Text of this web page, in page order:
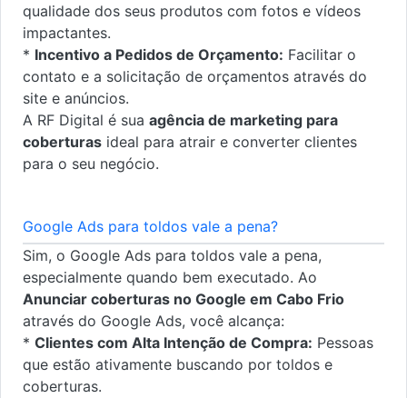
qualidade dos seus produtos com fotos e vídeos
impactantes.
* Incentivo a Pedidos de Orçamento: Facilitar o
contato e a solicitação de orçamentos através do
site e anúncios.
A RF Digital é sua agência de marketing para
coberturas ideal para atrair e converter clientes
para o seu negócio.
Google Ads para toldos vale a pena?
Sim, o Google Ads para toldos vale a pena,
especialmente quando bem executado. Ao
Anunciar coberturas no Google em Cabo Frio
através do Google Ads, você alcança:
* Clientes com Alta Intenção de Compra: Pessoas
que estão ativamente buscando por toldos e
coberturas.